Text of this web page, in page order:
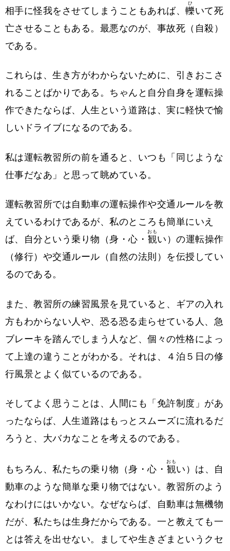
相手に怪我をさせてしまうこともあれば、轢
ひ
いて死
亡させることもある。最悪なのが、事故死（自殺）
である。
これらは、生き方がわからないために、引きおこさ
れることばかりである。ちゃんと自分自身を運転操
作できたならば、人生という道路は、実に軽快で愉
しいドライブになるのである。
私は運転教習所の前を通ると、いつも「同じような
仕事だなあ」と思って眺めている。
運転教習所では自動車の運転操作や交通ルールを教
えているわけであるが、私のところも簡単にいえ
ば、自分という乗り物（身・心・ 観
おも
い）の運転操作
（修行）や交通ルール（自然の法則）を伝授してい
るのである。
また、教習所の練習風景を見ていると、ギアの入れ
方もわからない人や、恐る恐る走らせている人、急
ブレーキを踏んでしまう人など、個々の性格によっ
て上達の違うことがわかる。それは、４泊５日の修
行風景とよく似ているのである。
そしてよく思うことは、人間にも「免許制度」があ
ったならば、人生道路はもっとスムーズに流れるだ
ろうと、大バカなことを考えるのである。
もちろん、私たちの乗り物（身・心・ 観
おも
い）は、自
動車のような簡単な乗り物ではない。教習所のよう
なわけにはいかない。なぜならば、自動車は無機物
だが、私たちは生身だからである。一と教えても一
とは答えを出せない。ましてや生きざまというクセ